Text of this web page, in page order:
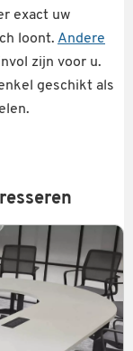
exact uw
loont. Andere
zijn voor u.
geschikt als